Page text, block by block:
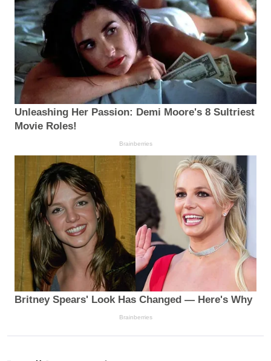
Unleashing Her Passion: Demi Moore's 8 Sultriest
Movie Roles!
Brainberries
Britney Spears' Look Has Changed — Here's Why
Brainberries